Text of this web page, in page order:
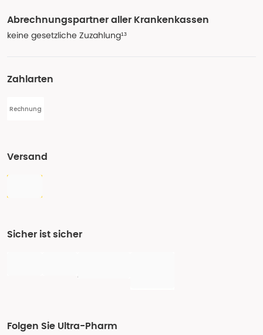
Abrechnungspartner aller Krankenkassen
keine gesetzliche Zuzahlung¹³
Zahlarten
Rechnung
Versand
Sicher ist sicher
Folgen Sie Ultra-Pharm